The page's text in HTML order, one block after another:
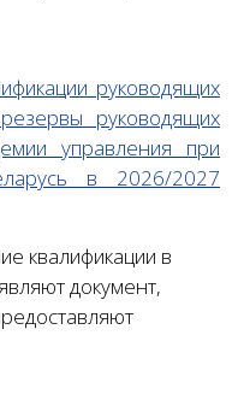
руководящих
руководящих
управления при
в 2026/2027
квалификации в
документ,